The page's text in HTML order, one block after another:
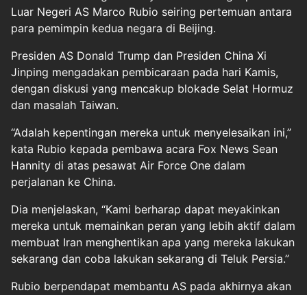
Luar Negeri AS Marco Rubio seiring pertemuan antara
para pemimpin kedua negara di Beijing.
Presiden AS Donald Trump dan Presiden China Xi
Jinping mengadakan pembicaraan pada hari Kamis,
dengan diskusi yang mencakup blokade Selat Hormuz
dan masalah Taiwan.
“Adalah kepentingan mereka untuk menyelesaikan ini,”
kata Rubio kepada pembawa acara Fox News Sean
Hannity di atas pesawat Air Force One dalam
perjalanan ke China.
Dia menjelaskan, “Kami berharap dapat meyakinkan
mereka untuk memainkan peran yang lebih aktif dalam
membuat Iran menghentikan apa yang mereka lakukan
sekarang dan coba lakukan sekarang di Teluk Persia.”
Rubio berpendapat membantu AS pada akhirnya akan